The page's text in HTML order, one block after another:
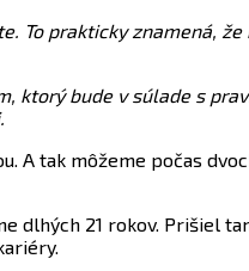
To prakticky znamená,
bude v súlade s
A tak môžeme počas
dlhých 21 rokov. Prišiel